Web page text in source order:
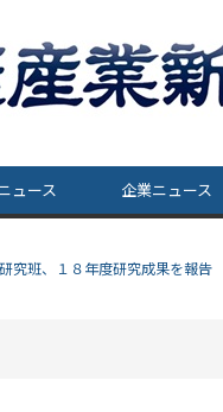
ュース 企業ニュース
究班、１８年度研究成果を報告